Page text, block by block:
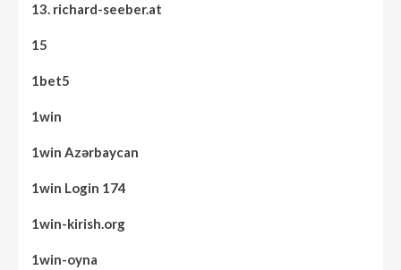
13. richard-seeber.at
15
1bet5
1win
1win Azərbaycan
1win Login 174
1win-kirish.org
1win-oyna